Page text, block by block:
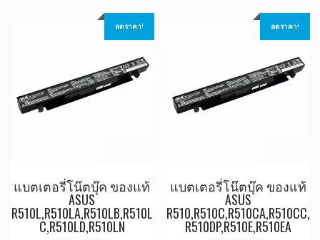
ลดราคา!
แบตเตอรี่โน๊ตบุ๊ค ของแท้
ASUS
R510L,R510LA,R510LB,R510L
C,R510LD,R510LN
ลดราคา!
แบตเตอรี่โน๊ตบุ๊ค ของแท้
ASUS
R510,R510C,R510CA,R510CC,
R510DP,R510E,R510EA